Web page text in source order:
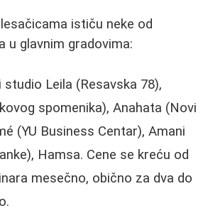
ističu neke od
u glavnim gradovima:
studio Leila (Resavska 78),
spomenika), Anahata (Novi
(YU Business Centar), Amani
Hamsa. Cene se kreću od
mesečno, obično za dva do